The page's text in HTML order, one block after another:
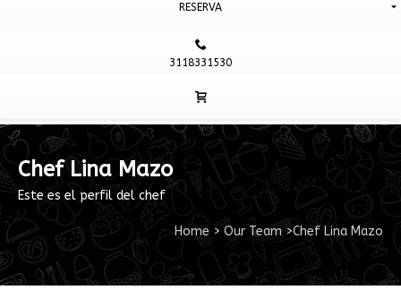
RESERVA
3118331530
Chef Lina Mazo
Este es el perfil del chef
Home > Our Team >Chef Lina Mazo